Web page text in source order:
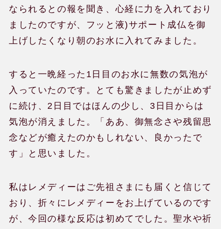
なられるとの報を聞き、心経に力を入れており
ましたのですが、フッと液)サポート成仏を御
上げしたくなり朝のお水に入れてみました。
すると一晩経った1日目のお水に無数の気泡が
入っていたのです。とても驚きましたが止めず
に続け、2日目ではほんの少し、3日目からは
気泡が消えました。「ああ、御無念さや残留思
念などが癒えたのかもしれない、良かったで
す」と思いました。
私はレメディーはご先祖さまにも届くと信じて
おり、折々にレメディーをお上げているのです
が、今回の様な反応は初めてでした。聖水や祈